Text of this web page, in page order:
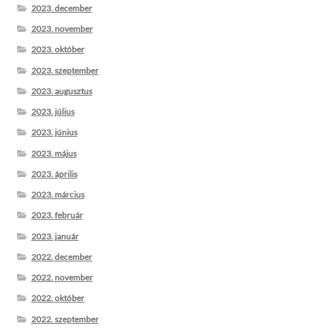
2023. december
2023. november
2023. október
2023. szeptember
2023. augusztus
2023. július
2023. június
2023. május
2023. április
2023. március
2023. február
2023. január
2022. december
2022. november
2022. október
2022. szeptember